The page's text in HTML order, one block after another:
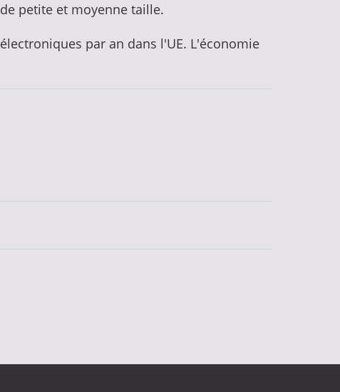
petite et moyenne taille.
par an dans l'UE. L'économie